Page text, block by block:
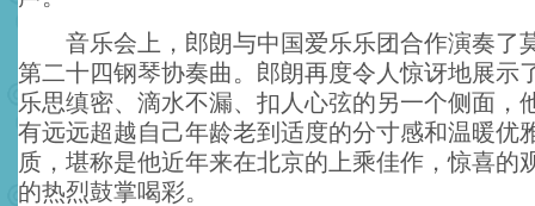
音乐会上，郎朗与中国爱乐乐团合作演奏了
第二十四钢琴协奏曲。郎朗再度令人惊讶地展示
乐思缜密、滴水不漏、扣人心弦的另一个侧面，
有远远超越自己年龄老到适度的分寸感和温暖优
质，堪称是他近年来在北京的上乘佳作，惊喜的
的热烈鼓掌喝彩。